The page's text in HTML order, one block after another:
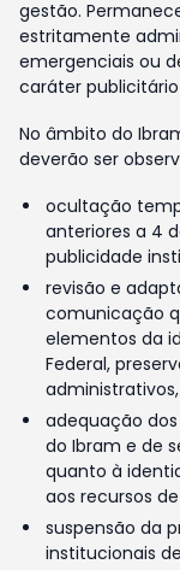
gestão.
estritamente
emergenciais ou
caráter
No âmbito do
deverão ser
ocultação
anteriores a 4
publicidade
revisão e
comunicação
elementos da
Federal,
adequação
do Ibram e de
quanto à
aos recursos
suspensão da
institucionais